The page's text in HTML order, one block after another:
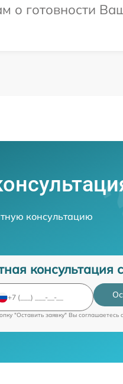
готовности
консультацию
консультация
"Оставить заявку" Вы соглашаетесь c